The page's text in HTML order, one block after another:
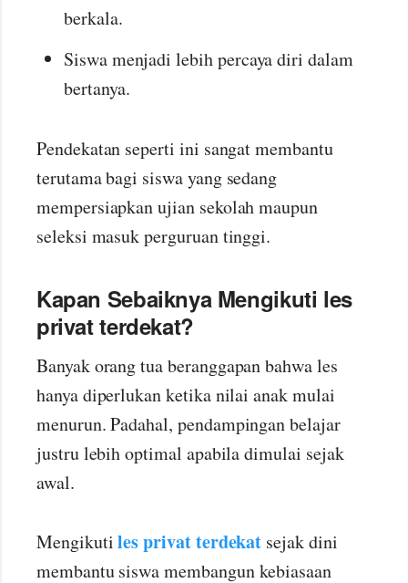
berkala.
Siswa menjadi lebih percaya diri dalam
bertanya.
Pendekatan seperti ini sangat membantu
terutama bagi siswa yang sedang
mempersiapkan ujian sekolah maupun
seleksi masuk perguruan tinggi.
Kapan Sebaiknya Mengikuti les
privat terdekat?
Banyak orang tua beranggapan bahwa les
hanya diperlukan ketika nilai anak mulai
menurun. Padahal, pendampingan belajar
justru lebih optimal apabila dimulai sejak
awal.
Mengikutiles privat terdekat sejak dini
membantu siswa membangun kebiasaan